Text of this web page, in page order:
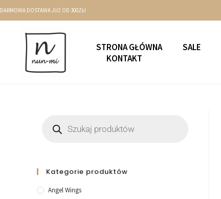
DARMOWA DOSTAWA JUŻ OD 300ZŁ!
STRONA GŁÓWNA SALE
KONTAKT
Kategorie produktów
Angel Wings